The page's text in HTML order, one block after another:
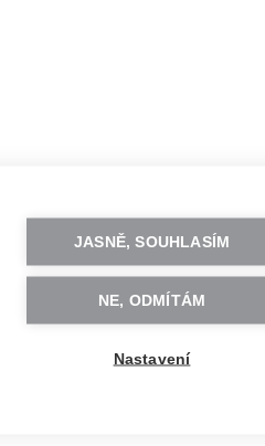
JASNĚ, SOUHLASÍM
NE, ODMÍTÁM
Nastavení